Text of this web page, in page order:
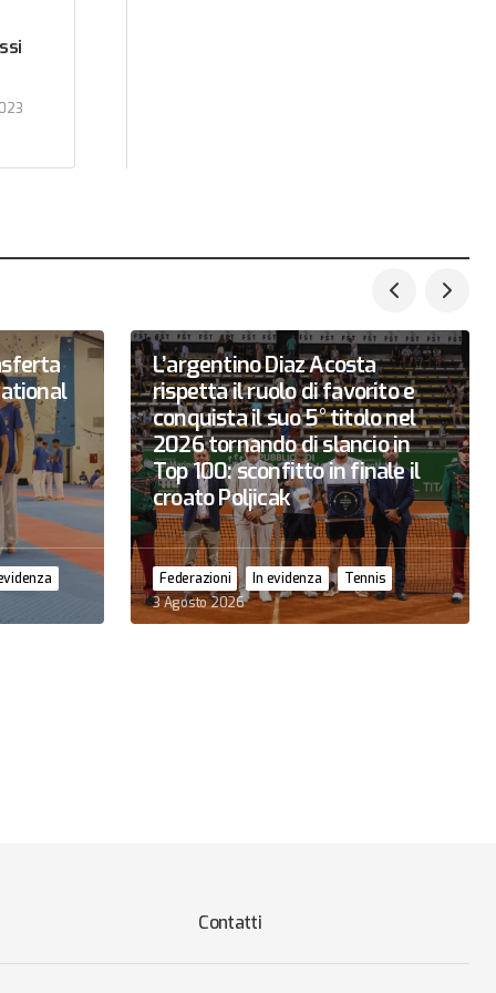
L’argentino Diaz Acosta
rispetta il ruolo di favorito e
conquista il suo 5° titolo nel
2026 tornando di slancio in
Top 100: sconfitto in finale il
croato Poljicak
Federazioni In evidenza
Tennis
3 Agosto 2026
Contatti